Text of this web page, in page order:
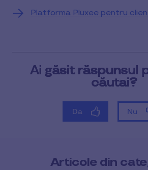
Platforma Pluxee pentru
Articole din